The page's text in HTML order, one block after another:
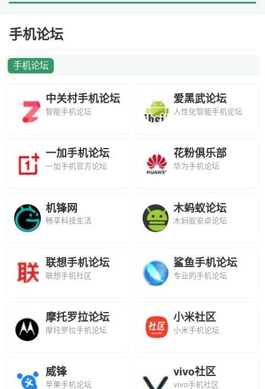
手机论坛
手机论坛
中关村手机论坛
智能手机论坛
爱黑武论坛
人性化智能手机论坛
一加手机论坛
一加手机官方论坛
花粉俱乐部
华为手机论坛
机锋网
畅享科技生活
木蚂蚁论坛
木蚂蚁安卓论坛
联想手机论坛
联想手机社区
鲨鱼手机论坛
专业的手机论坛
摩托罗拉论坛
摩托罗拉手机论坛
小米社区
小米手机论坛
威锋
苹果手机论坛
vivo社区
vivo手机社区